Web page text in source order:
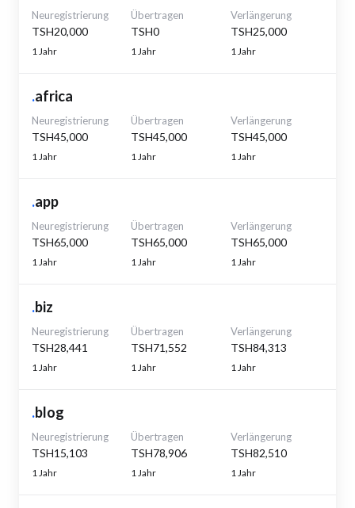
Neuregistrierung
TSH20,000
1 Jahr
Übertragen
TSH0
1 Jahr
Verlängerung
TSH25,000
1 Jahr
.africa
Neuregistrierung
TSH45,000
1 Jahr
Übertragen
TSH45,000
1 Jahr
Verlängerung
TSH45,000
1 Jahr
.app
Neuregistrierung
TSH65,000
1 Jahr
Übertragen
TSH65,000
1 Jahr
Verlängerung
TSH65,000
1 Jahr
.biz
Neuregistrierung
TSH28,441
1 Jahr
Übertragen
TSH71,552
1 Jahr
Verlängerung
TSH84,313
1 Jahr
.blog
Neuregistrierung
TSH15,103
1 Jahr
Übertragen
TSH78,906
1 Jahr
Verlängerung
TSH82,510
1 Jahr